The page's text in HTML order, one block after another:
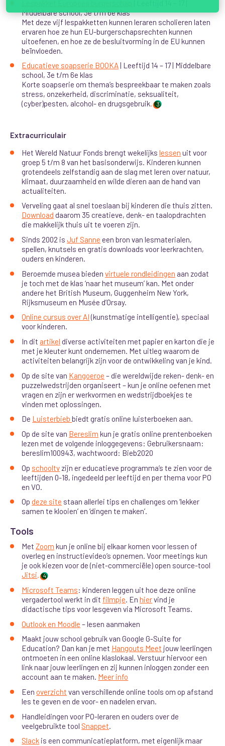
Middelbare school, 3e t/m 6e klas
Met deze vijf lespakketten kunnen leraren scholieren laten
ervaren hoe ze hun EU-burgerschapsrechten kunnen
uitoefenen, en hoe ze de besluitvorming in de EU kunnen
beïnvloeden.
Educatieve soapserie BOOKA| Leeftijd 14 – 17 | Middelbare
school, 3e t/m 6e klas
Korte soapserie om thema’s bespreekbaar te maken zoals
stress, onzekerheid, discriminatie, seksualiteit,
(cyber)pesten, alcohol- en drugsgebruik. 3
Extracurriculair
Het Wereld Natuur Fonds brengt wekelijkslessen uit voor
groep 5 t/m 8 van het basisonderwijs. Kinderen kunnen
grotendeels zelfstandig aan de slag met leren over natuur,
klimaat, duurzaamheid en wilde dieren aan de hand van
actualiteiten.
Verveling gaat al snel toeslaan bij kinderen die thuis zitten.
Download daarom 35 creatieve, denk- en taalopdrachten
die makkelijk thuis uit te voeren zijn.
Sinds 2002 isJuf Sanne een bron van lesmaterialen,
spellen, knutsels en gratis downloads voor leerkrachten,
ouders en kinderen.
Beroemde musea biedenvirtuele rondleidingen aan zodat
je toch met de klas ‘naar het museum’ kan. Met onder
andere het British Museum, Guggenheim New York,
Rijksmuseum en Musée d’Orsay.
Online cursus over AI(kunstmatige intelligentie), speciaal
voor kinderen.
In dit artikel diverse activiteiten met papier en karton die je
met je kleuter kunt ondernemen. Met uitleg waarom de
activiteiten belangrijk zijn voor de ontwikkeling van je kind.
Op de site van Kangoeroe – die wereldwijde reken- denk- en
puzzelwedstrijden organiseert – kun je online oefenen met
vragen en zijn er werkvormen en wedstrijdboekjes te
vinden met oplossingen.
De Luisterbiebbiedt gratis online luisterboeken aan.
Op de site van Bereslim kun je gratis online prentenboeken
lezen met de volgende inloggegevens: Gebruikersnaam:
bereslim100943, wachtwoord: Bieb2020
Op schooltv zijn er educatieve programma’s te zien voor de
leeftijden 0-18, ingedeeld per leeftijd en per thema voor PO
en VO.
Opdeze site staan allerlei tips en challenges om ‘lekker
samen te klooien’ en ‘dingen te maken’.
Tools
MetZoom kun je online bij elkaar komen voor lessen of
overleg en instructievideo’s opnemen. Voor meetings kun
je ook kiezen voor de (niet-commerciële) open source-tool
Jitsi. 4
Microsoft Teams: kinderen leggen uit hoe deze online
vergadertool werkt in dit filmpje. Enhiervind je
didactische tips voor lesgeven via Microsoft Teams.
Outlook en Moodle – lesen aanmaken
Maakt jouw school gebruik van Google G-Suite for
Education? Dan kan je met Hangouts Meet jouw leerlingen
ontmoeten in een online klaslokaal. Verstuur hiervoor een
link naar jouw leerlingen en zij kunnen inloggen zonder een
account aan te maken. Meer info
Een overzicht van verschillende online tools om op afstand
les te geven en de voor- en nadelen ervan.
Handleidingen voor PO-leraren en ouders over de
veelgebruikte tool Snappet
Slack is een communicatieplatform, met eigenlijk maar